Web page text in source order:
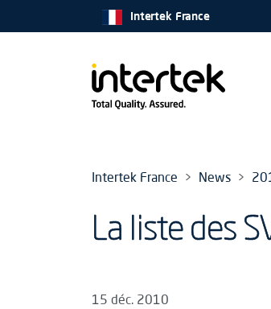
Intertek France
Intertek France News
La liste des
15 déc. 2010